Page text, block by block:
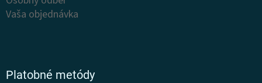
Vaša objednávka
Platobné metódy